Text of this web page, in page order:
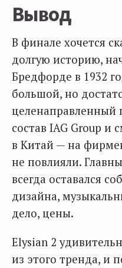
Вывод
В финале хочется
долгую историю,
Бредфорде в 1932
большой, но
целенаправленный
состав IAG Group и
в Китай — на
не повлияли.
всегда оставался
дизайна,
дело, цены.
Elysian 2
из этого тренда, и